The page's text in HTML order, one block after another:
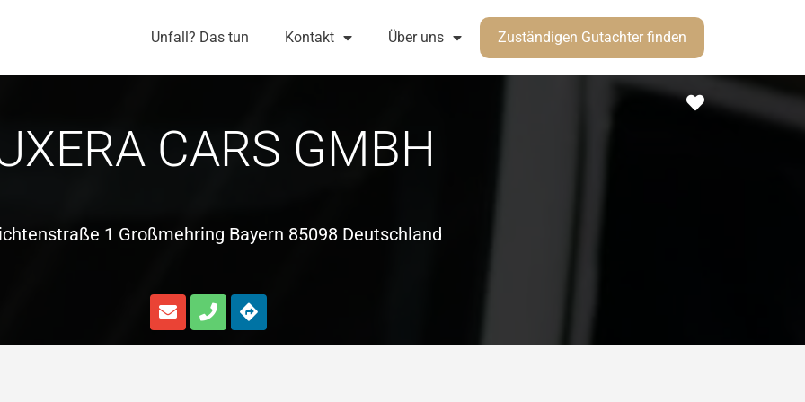
Unfall? Das tun Kontakt Über uns Zuständigen Gutachter finden
Favorit
CARS GMBH
1 Großmehring Bayern 85098 Deutschland